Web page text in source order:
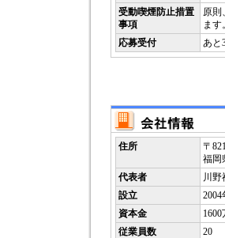
受動喫煙防止措置
事項
原則
ます。
応募受付
あと
住所
〒
福岡
代表者
川野
設立
2004
資本金
1600
従業員数
20